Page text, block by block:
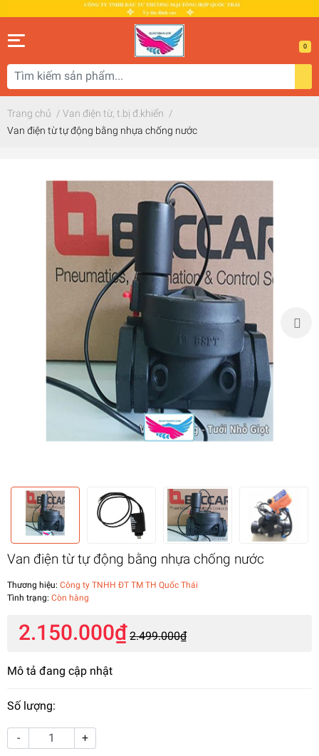
0
Trang chủ / Van điện từ, t.bị đ.khiển /
Van điện từ tự động bằng nhựa chống nước
Van điện từ tự động bằng nhựa chống nước
Thương hiệu: Công ty TNHH ĐT TM TH Quốc Thái
Tình trạng: Còn hàng
2.150.000₫ 2.499.000₫
Mô tả đang cập nhật
Số lượng:
- +